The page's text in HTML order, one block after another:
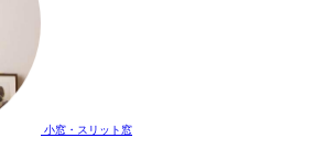
小窓・スリット窓